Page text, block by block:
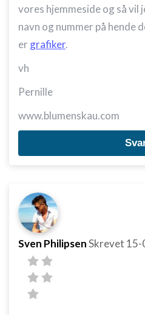
vores hjemmeside og så vil
navn og nummer på hende
er grafiker.
vh
Pernille
www.blumenskau.com
Sven PhilipsenSkrevet 15-